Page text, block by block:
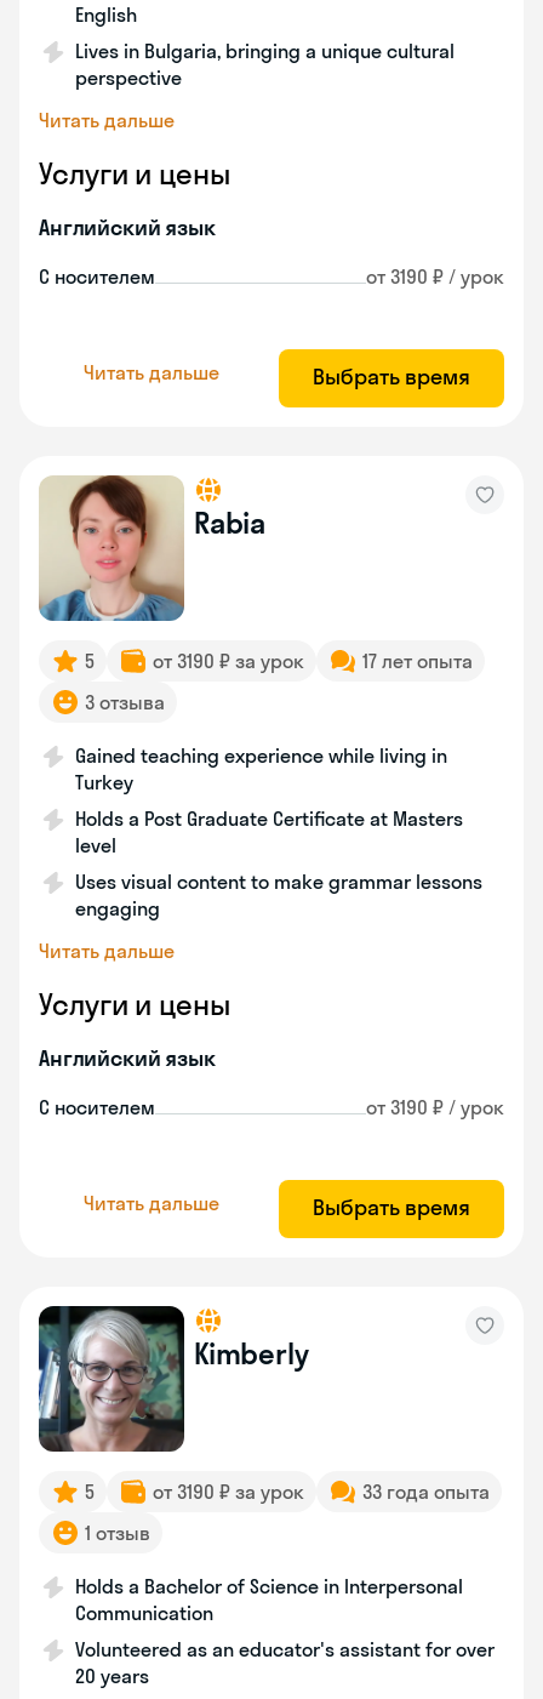
English
Lives in Bulgaria, bringing a unique cultural
perspective
Читать дальше
Услуги и цены
Английский язык
С носителем от 3190 ₽ / урок
Читать дальше Выбрать время
Rabia
5 от 3190 ₽ за урок
17 лет опыта
3 отзыва
Gained teaching experience while living in
Turkey
Holds a Post Graduate Certificate at Masters
level
Uses visual content to make grammar lessons
engaging
Читать дальше
Услуги и цены
Английский язык
С носителем от 3190 ₽ / урок
Читать дальше Выбрать время
Kimberly
5 от 3190 ₽ за урок
33 года опыта
1 отзыв
Holds a Bachelor of Science in Interpersonal
Communication
Volunteered as an educator's assistant for over
20 years